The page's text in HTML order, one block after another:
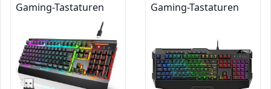
Gaming-Tastaturen Gaming-Tastaturen